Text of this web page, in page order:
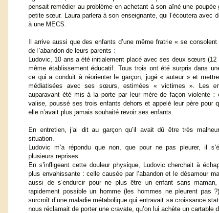
pensait remédier au problème en achetant à son aîné une
petite sœur. Laura parlera à son enseignante, qui l’écoutera
à une MECS.
Il arrive aussi que des enfants d’une même fratrie « se
de l’abandon de leurs parents :
Ludovic, 10 ans a été initialement placé avec ses deux sœurs
même établissement éducatif. Tous trois ont été surpris dans
ce qui a conduit à réorienter le garçon, jugé « auteur » et
médiatisées avec ses sœurs, estimées « victimes ». Les
auparavant été mis à la porte par leur mère de façon violente :
valise, poussé ses trois enfants dehors et appelé leur père pour
elle n’avait plus jamais souhaité revoir ses enfants.
En entretien, j’ai dit au garçon qu’il avait dû être très
situation.
Ludovic m’a répondu que non, que pour ne pas pleurer, il
plusieurs reprises...
En s’infligeant cette douleur physique, Ludovic cherchait à
plus envahissante : celle causée par l’abandon et le désamour
aussi de s’endurcir pour ne plus être un enfant sans
rapidement possible un homme (les hommes ne pleurent pas
surcroît d’une maladie métabolique qui entravait sa croissance
nous réclamait de porter une cravate, qu’on lui achète un cartable